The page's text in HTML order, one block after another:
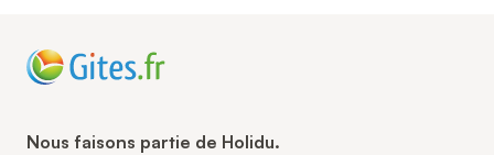
Nous faisons partie de Holidu.